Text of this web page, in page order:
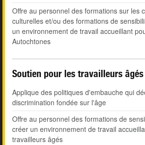
Offre au personnel des formations sur les
culturelles et/ou des formations de
un environnement de travail accueillant
Autochtones
Soutien pour les travailleurs âgés
Applique des politiques d'embauche qui
discrimination fondée sur l'âge
Offre au personnel des formations de
créer un environnement de travail
travailleurs âgés